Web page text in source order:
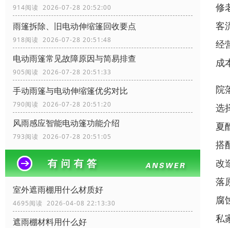
914阅读 2026-07-28 20:52:00
雨篷拆除、旧电动伸缩篷回收要点
918阅读 2026-07-28 20:51:48
电动雨篷常见故障原因与简易排查
905阅读 2026-07-28 20:51:33
手动雨篷与电动伸缩篷优劣对比
790阅读 2026-07-28 20:51:20
风雨感应智能电动篷功能介绍
793阅读 2026-07-28 20:51:05
室外遮雨棚用什么材质好
4695阅读 2026-04-08 22:13:30
遮雨棚材料用什么好
修
客
经
成
院
选
夏
搭
改
落
腐
私